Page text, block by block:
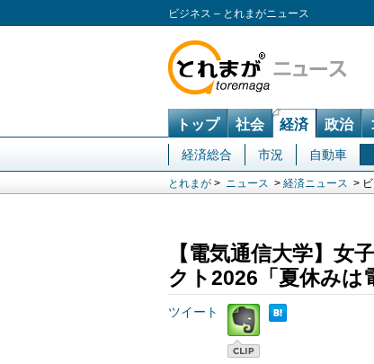
ビジネス – とれまがニュース
トップ 社会 経済 政治
経済総合 市況 自動車
とれまが > ニュース > 経済ニュース >
【電気通信大学】女
クト2026「夏休みは
ツイート